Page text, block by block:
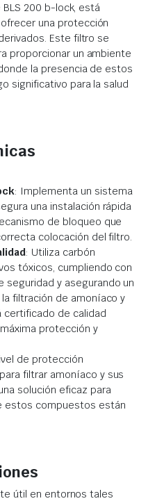
BLS 200 b-lock, está
una protección
Este filtro se
proporcionar un ambiente
la presencia de estos
significativo para la salud
: Implementa un sistema
una instalación rápida
de bloqueo que
colocación del filtro.
: Utiliza carbón
tóxicos, cumpliendo con
y asegurando un
filtración de amoníaco y
certificado de calidad
protección y
de protección
filtrar amoníaco y sus
solución eficaz para
estos compuestos están
útil en entornos tales